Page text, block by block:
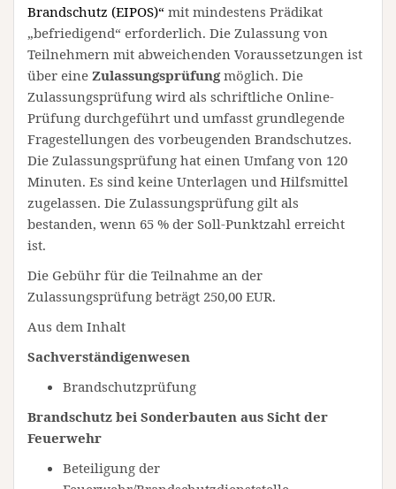
Brandschutz (EIPOS)“ mit mindestens Prädikat
„befriedigend“ erforderlich. Die Zulassung von
Teilnehmern mit abweichenden Voraussetzungen ist
über eine Zulassungsprüfungmöglich. Die
Zulassungsprüfung wird als schriftliche Online-
Prüfung durchgeführt und umfasst grundlegende
Fragestellungen des vorbeugenden Brandschutzes.
Die Zulassungsprüfung hat einen Umfang von 120
Minuten. Es sind keine Unterlagen und Hilfsmittel
zugelassen. Die Zulassungsprüfung gilt als
bestanden, wenn 65 % der Soll-Punktzahl erreicht
ist.
Die Gebühr für die Teilnahme an der
Zulassungsprüfung beträgt 250,00 EUR.
Aus dem Inhalt
Sachverständigenwesen
Brandschutzprüfung
Brandschutz bei Sonderbauten aus Sicht der
Feuerwehr
Beteiligung der